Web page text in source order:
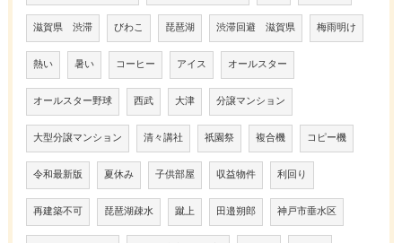
滋賀県 渋滞 びわこ 琵琶湖 渋滞回避 滋賀県 梅雨明け
熱い 暑い コーヒー アイス オールスター
オールスター野球 西武 大津 分譲マンション
大型分譲マンション 清々講社 祇園祭 複合機 コピー機
令和最新版 夏休み 子供部屋 収益物件 利回り
再建築不可 琵琶湖疎水 蹴上 田邉朔郎 神戸市垂水区